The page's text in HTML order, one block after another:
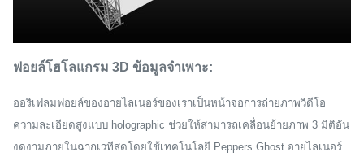
ฟอยล์โฮโลแกรม 3D ข้อมูลจำเพาะ:
ออริเฟลมฟอยล์ของอายไลเนอร์ของเราเป็นหน้าจอการถ่ายภาพวิดีโอ
ความละเอียดสูงแบบ holographic ช่วยให้สามารถเคลื่อนย้ายภาพ 3 มิติอัน
งดงามภายในฉากเวทีสดโดยใช้เทคโนโลยี Peppers Ghost อายไลเนอร์